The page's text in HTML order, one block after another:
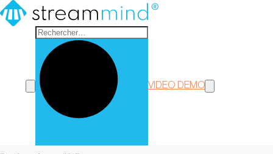
StreamMind
VIDEO DEMO